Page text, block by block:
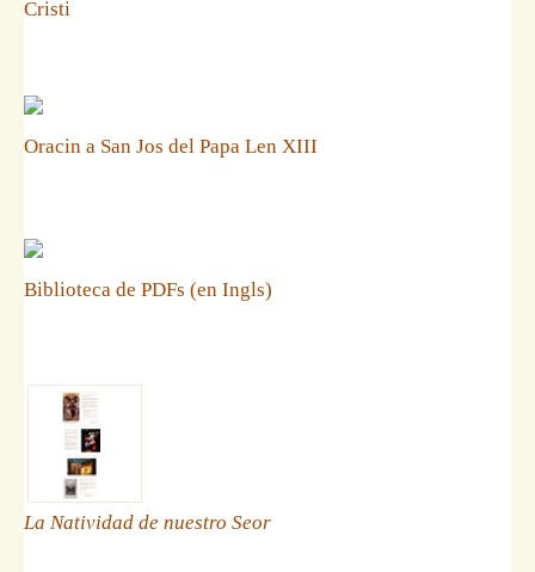
Cristi
Oracin a San Jos del Papa Len XIII
Biblioteca de PDFs (en Ingls)
La Natividad de nuestro Seor